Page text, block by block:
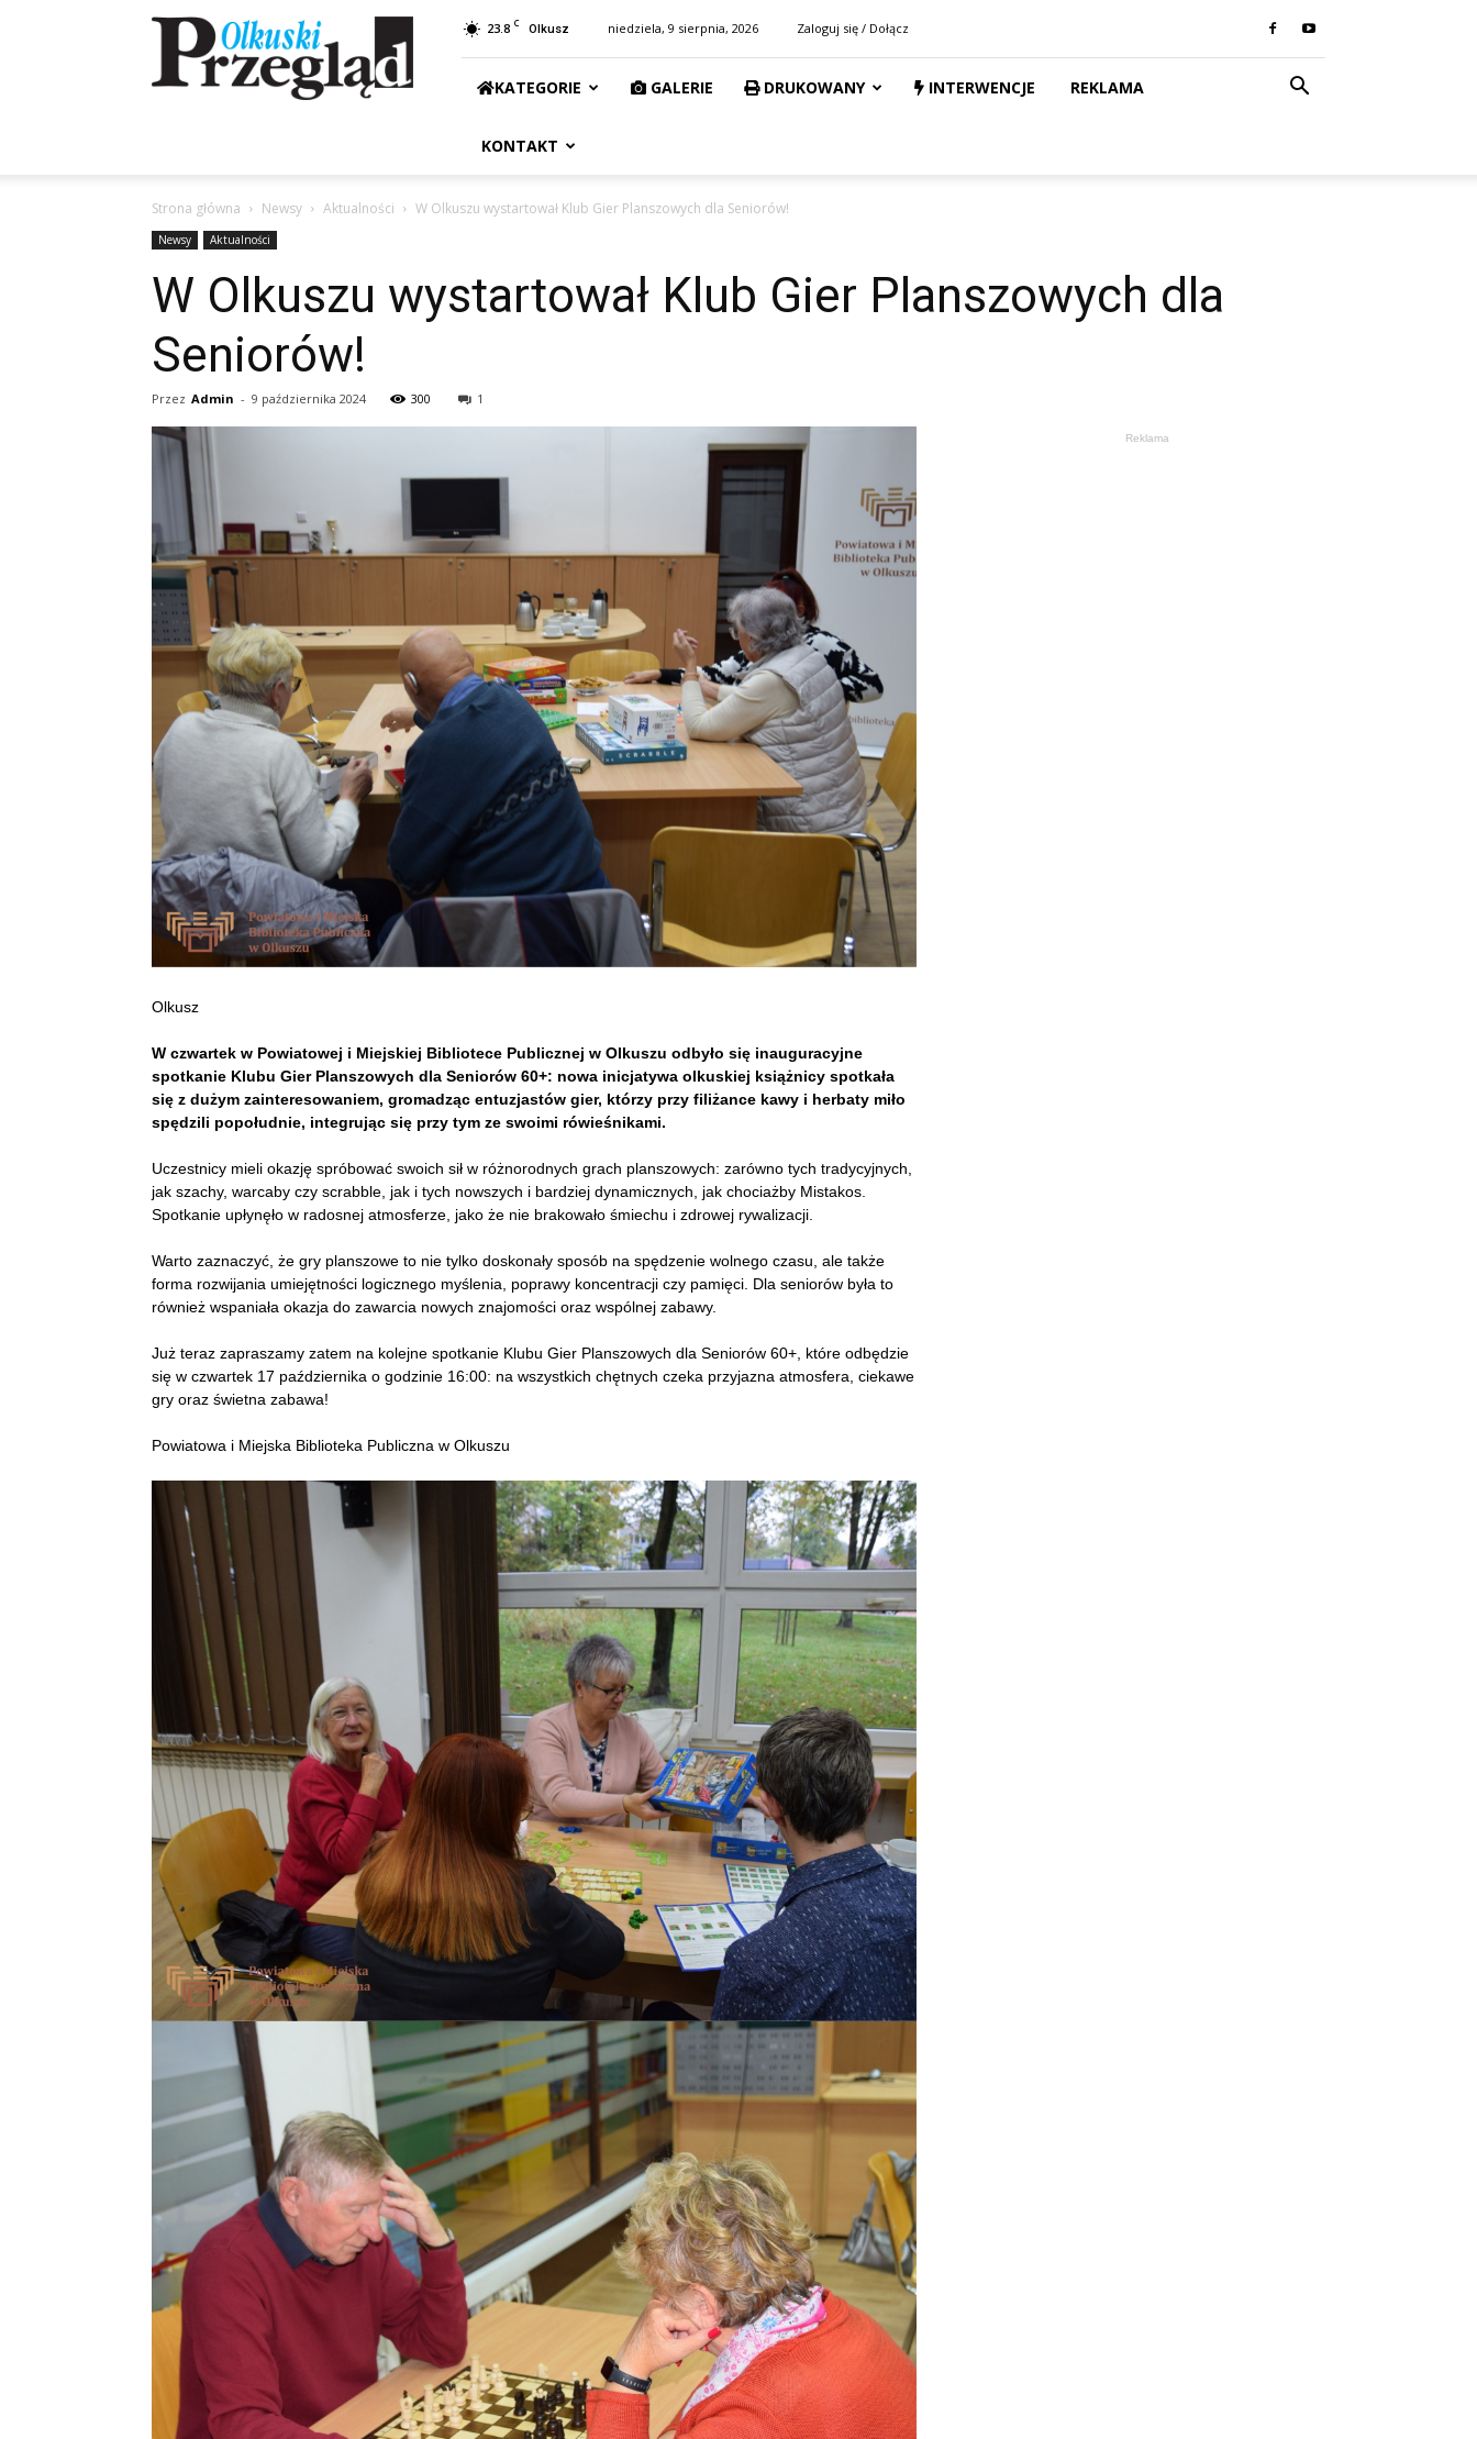
Przegląd
Olkuski
23.8 C Olkusz niedziela, 9 sierpnia, 2026 Zaloguj się / Dołącz
KATEGORIE GALERIE DRUKOWANY INTERWENCJE REKLAMA
KONTAKT
Strona główna Newsy Aktualności W Olkuszu wystartował Klub Gier Planszowych dla Seniorów!
Newsy Aktualności
W Olkuszu wystartował Klub Gier Planszowych dla
Seniorów!
Przez Admin - 9 października 2024 300 1
Olkusz
W czwartek w Powiatowej i Miejskiej Bibliotece Publicznej w Olkuszu odbyło się inauguracyjne
spotkanie Klubu Gier Planszowych dla Seniorów 60+: nowa inicjatywa olkuskiej książnicy spotkała
się z dużym zainteresowaniem, gromadząc entuzjastów gier, którzy przy filiżance kawy i herbaty miło
spędzili popołudnie, integrując się przy tym ze swoimi rówieśnikami.
Uczestnicy mieli okazję spróbować swoich sił w różnorodnych grach planszowych: zarówno tych tradycyjnych,
jak szachy, warcaby czy scrabble, jak i tych nowszych i bardziej dynamicznych, jak chociażby Mistakos.
Spotkanie upłynęło w radosnej atmosferze, jako że nie brakowało śmiechu i zdrowej rywalizacji.
Warto zaznaczyć, że gry planszowe to nie tylko doskonały sposób na spędzenie wolnego czasu, ale także
forma rozwijania umiejętności logicznego myślenia, poprawy koncentracji czy pamięci. Dla seniorów była to
również wspaniała okazja do zawarcia nowych znajomości oraz wspólnej zabawy.
Już teraz zapraszamy zatem na kolejne spotkanie Klubu Gier Planszowych dla Seniorów 60+, które odbędzie
się w czwartek 17 października o godzinie 16:00: na wszystkich chętnych czeka przyjazna atmosfera, ciekawe
gry oraz świetna zabawa!
Powiatowa i Miejska Biblioteka Publiczna w Olkuszu
Reklama